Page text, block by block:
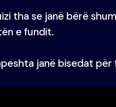
tha se janë bërë
e fundit.
janë bisedat